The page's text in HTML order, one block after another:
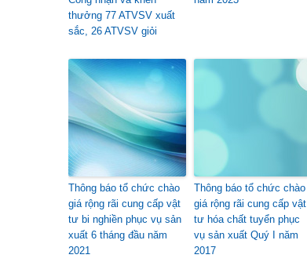
thưởng 77 ATVSV xuất
sắc, 26 ATVSV giỏi
Thông báo tổ chức chào
giá rộng rãi cung cấp vật
tư bi nghiền phục vụ sản
xuất 6 tháng đầu năm
2021
Thông báo tổ chức chào
giá rộng rãi cung cấp vật
tư hóa chất tuyển phục
vụ sản xuất Quý I năm
2017